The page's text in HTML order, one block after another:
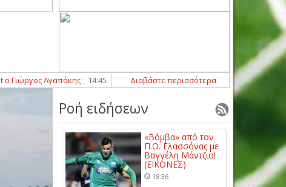
Αγαπάκης 14:45 Δυνατή επιστροφή με Αλέξανδρο Τσούτσα για τον
Διαβάστε περισσότερα
Ροή ειδήσεων
«Βόμβα» από τον
Π.Ο. Ελασσόνας με
Βαγγέλη Μάντζιο!
(ΕΙΚΟΝΕΣ)
18:36